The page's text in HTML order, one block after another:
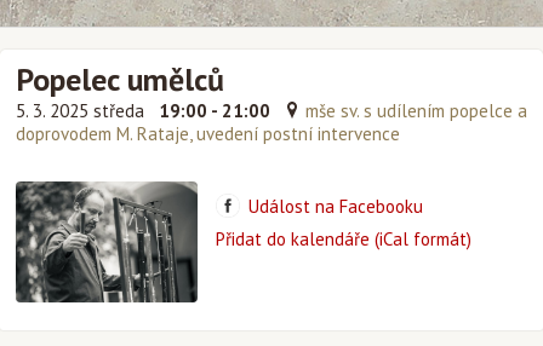
Popelec umělců
5. 3. 2025 středa 19:00 - 21:00
mše sv. s udílením popelce a
doprovodem M. Rataje, uvedení postní intervence
Událost na Facebooku
Přidat do kalendáře (iCal formát)